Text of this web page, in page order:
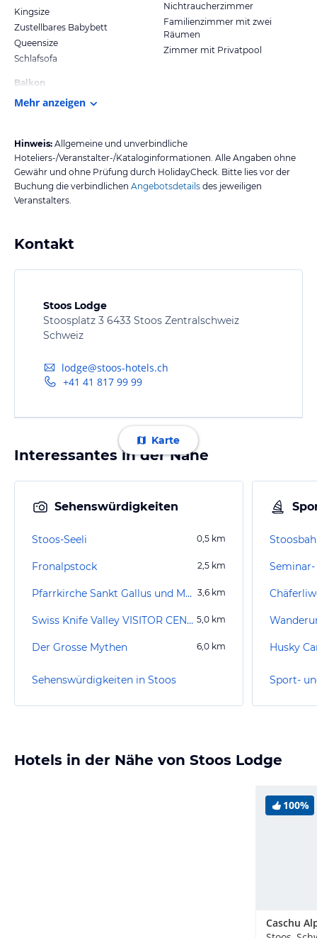
Kingsize
Zustellbares Babybett
Queensize
Schlafsofa
Balkon
Nichtraucherzimmer
Familienzimmer mit zwei
Räumen
Zimmer mit Privatpool
Mehr anzeigen
Hinweis: Allgemeine und unverbindliche
Hoteliers-/Veranstalter-/Kataloginformationen. Alle Angaben ohne
Gewähr und ohne Prüfung durch HolidayCheck. Bitte lies vor der
Buchung die verbindlichen Angebotsdetails des jeweiligen
Veranstalters.
Kontakt
Stoos Lodge
Stoosplatz 3 6433 Stoos Zentralschweiz
Schweiz
lodge@stoos-hotels.ch
+41 41 817 99 99
Karte
Interessantes in der Nähe
Sehenswürdigkeiten
Stoos-Seeli 0,5 km
Fronalpstock 2,5 km
Pfarrkirche Sankt Gallus und Mauritius 3,6 km
Swiss Knife Valley VISITOR CENTER (geschlossen) 5,0 km
Der Grosse Mythen 6,0 km
Sehenswürdigkeiten in Stoos
Husky
Sport-
Hotels in der Nähe von Stoos Lodge
100%